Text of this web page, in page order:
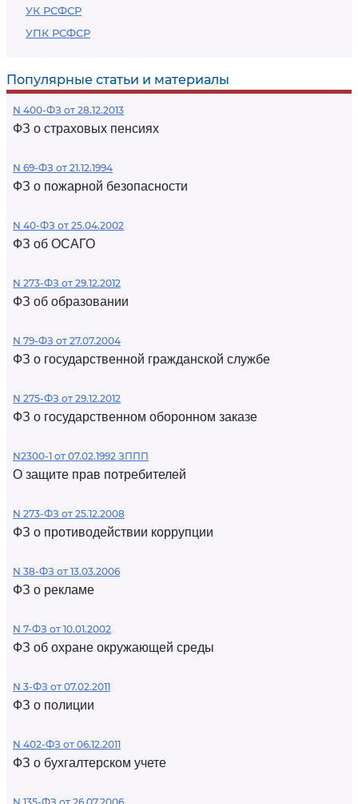
УК РСФСР
УПК РСФСР
Популярные статьи и материалы
N 400-ФЗ от 28.12.2013
ФЗ о страховых пенсиях
N 69-ФЗ от 21.12.1994
ФЗ о пожарной безопасности
N 40-ФЗ от 25.04.2002
ФЗ об ОСАГО
N 273-ФЗ от 29.12.2012
ФЗ об образовании
N 79-ФЗ от 27.07.2004
ФЗ о государственной гражданской службе
N 275-ФЗ от 29.12.2012
ФЗ о государственном оборонном заказе
N2300-1 от 07.02.1992 ЗППП
О защите прав потребителей
N 273-ФЗ от 25.12.2008
ФЗ о противодействии коррупции
N 38-ФЗ от 13.03.2006
ФЗ о рекламе
N 7-ФЗ от 10.01.2002
ФЗ об охране окружающей среды
N 3-ФЗ от 07.02.2011
ФЗ о полиции
N 402-ФЗ от 06.12.2011
ФЗ о бухгалтерском учете